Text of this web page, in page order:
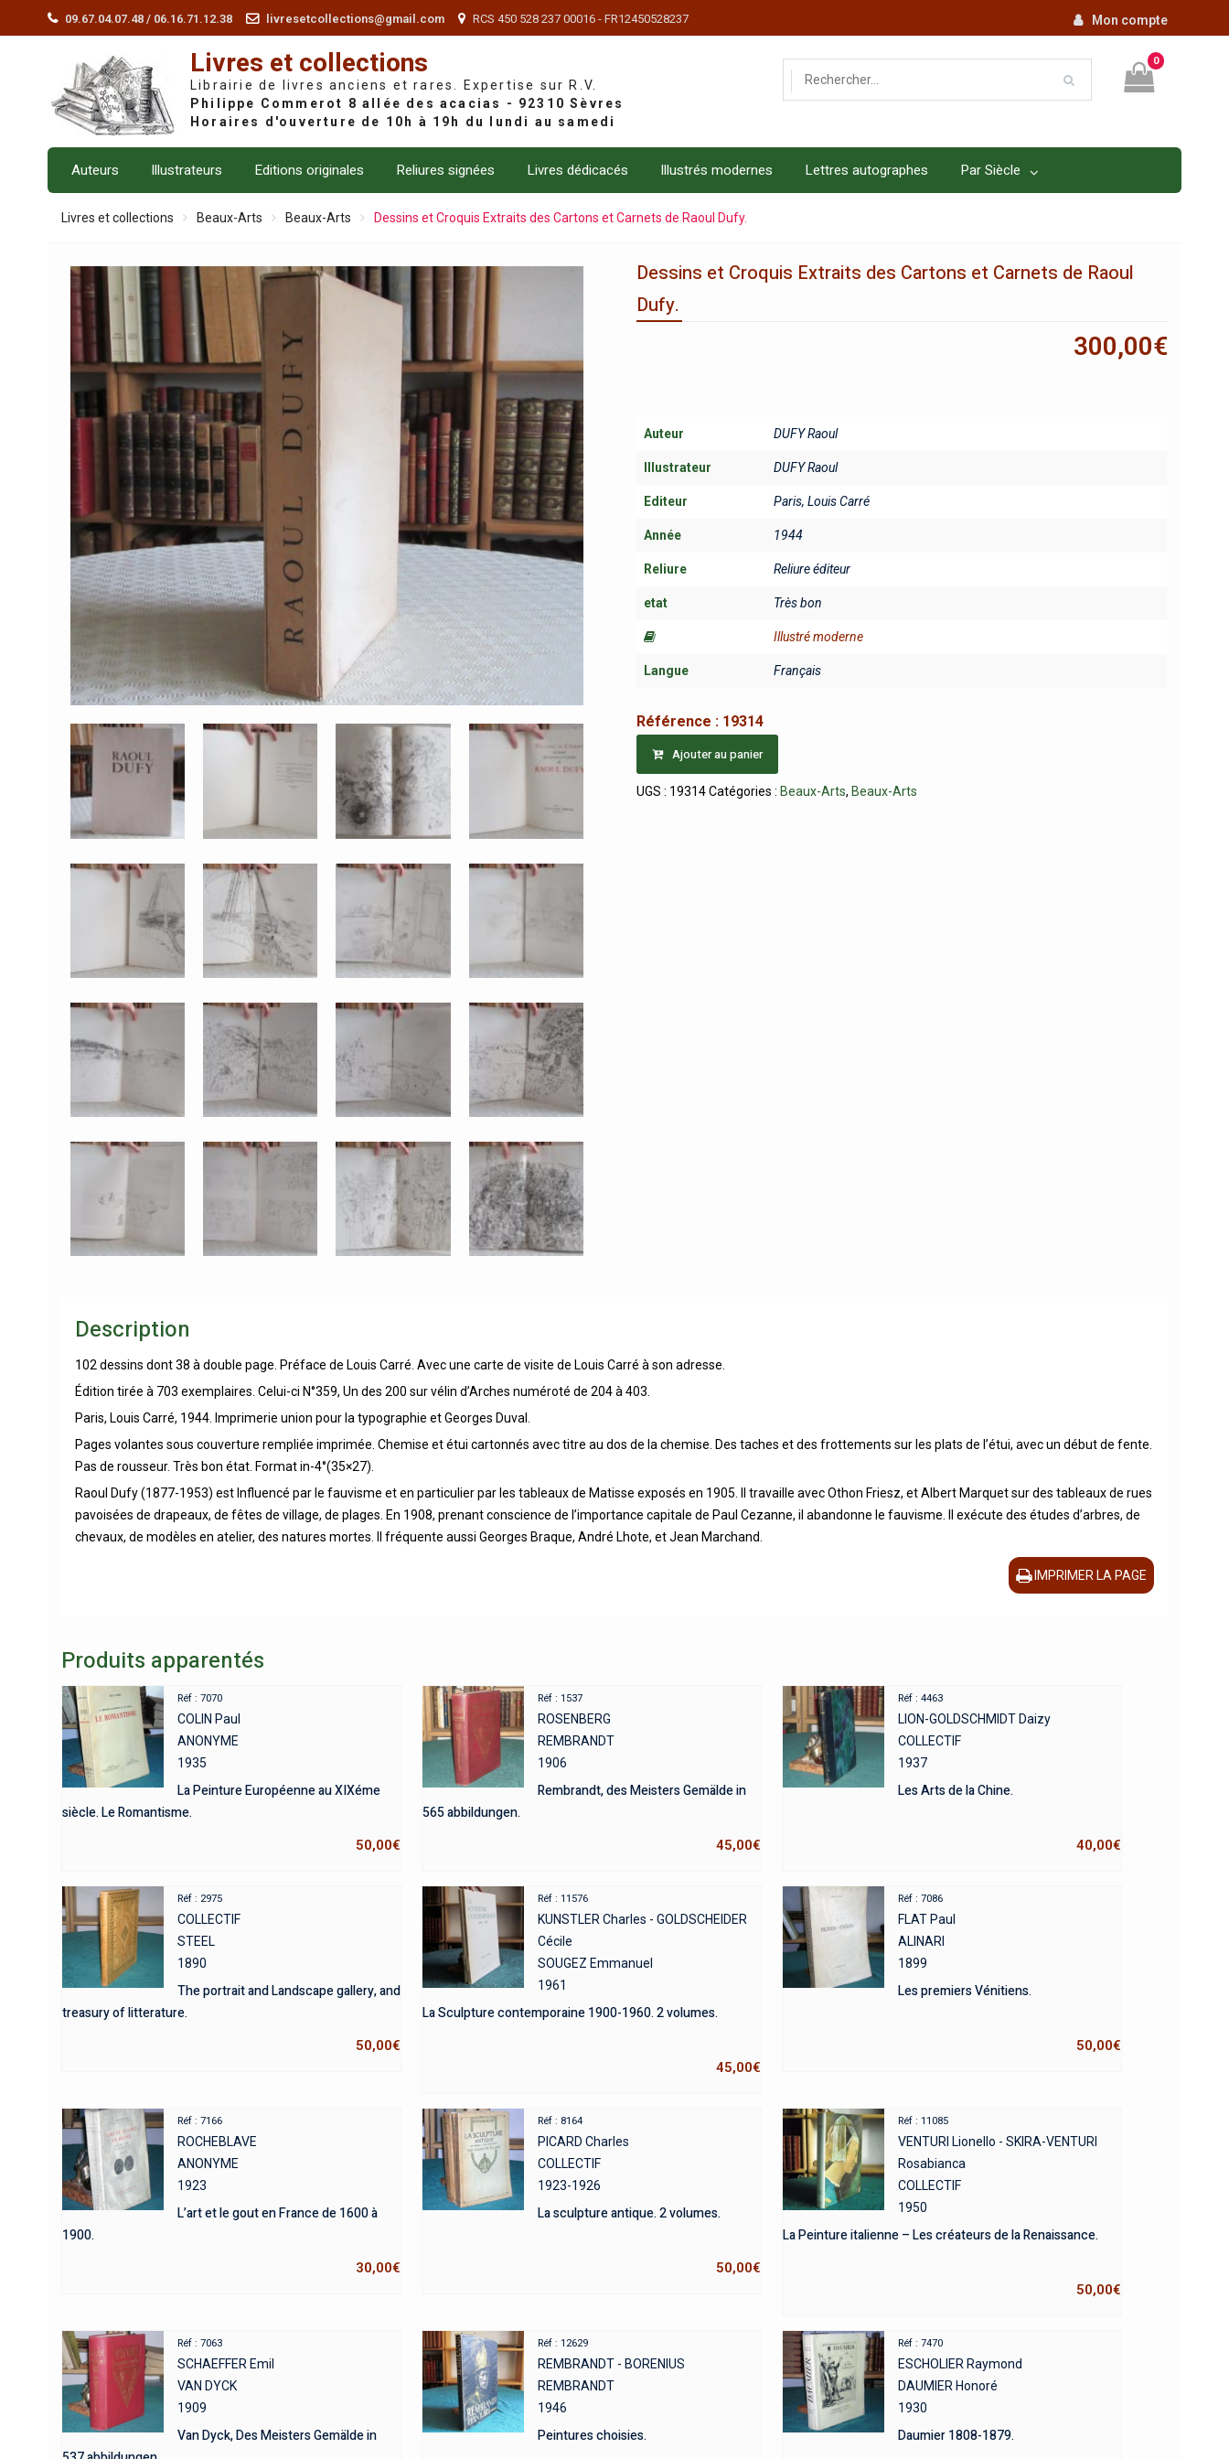
09.67.04.07.48 / 06.16.71.12.38 livresetcollections@gmail.com RCS 450 528 237 00016 - FR12450528237 Mon compte
Livres et collections
Librairie de livres anciens et rares. Expertise sur R.V.
0
Auteurs Illustrateurs Editions originales Reliures signées Livres dédicacés Illustrés modernes Lettres autographes Par Siècle
Livres et collections Beaux-Arts Beaux-Arts Dessins et Croquis Extraits des Cartons et Carnets de Raoul Dufy.
Dessins et Croquis Extraits des Cartons et Carnets de Raoul
Dufy.
300,00€
Auteur DUFY Raoul
Illustrateur DUFY Raoul
Editeur Paris, Louis Carré
Année 1944
Reliure Reliure éditeur
etat Très bon
Illustré moderne
Langue Français
Référence : 19314
Ajouter au panier
UGS : 19314 Catégories : Beaux-Arts, Beaux-Arts
Description
102 dessins dont 38 à double page. Préface de Louis Carré. Avec une carte de visite de Louis Carré à son adresse.
Édition tirée à 703 exemplaires. Celui-ci N°359, Un des 200 sur vélin d’Arches numéroté de 204 à 403.
Paris, Louis Carré, 1944. Imprimerie union pour la typographie et Georges Duval.
Pages volantes sous couverture rempliée imprimée. Chemise et étui cartonnés avec titre au dos de la chemise. Des taches et des frottements sur les plats de l’étui, avec un début de fente.
Pas de rousseur. Très bon état. Format in-4°(35×27).
Raoul Dufy (1877-1953) est Influencé par le fauvisme et en particulier par les tableaux de Matisse exposés en 1905. Il travaille avec Othon Friesz, et Albert Marquet sur des tableaux de rues
pavoisées de drapeaux, de fêtes de village, de plages. En 1908, prenant conscience de l’importance capitale de Paul Cezanne, il abandonne le fauvisme. Il exécute des études d’arbres, de
chevaux, de modèles en atelier, des natures mortes. Il fréquente aussi Georges Braque, André Lhote, et Jean Marchand.
IMPRIMER LA PAGE
Produits apparentés
Réf : 7070
COLIN Paul
ANONYME
1935
La Peinture Européenne au XIXéme
siècle. Le Romantisme.
50,00€
Réf : 1537
ROSENBERG
REMBRANDT
1906
Rembrandt, des Meisters Gemälde in
565 abbildungen.
45,00€
Réf : 4463
LION-GOLDSCHMIDT Daizy
COLLECTIF
1937
Les Arts de la Chine.
40,00€
Réf : 2975
COLLECTIF
STEEL
1890
The portrait and Landscape gallery, and
treasury of litterature.
50,00€
Réf : 11576
KUNSTLER Charles - GOLDSCHEIDER
Cécile
SOUGEZ Emmanuel
1961
La Sculpture contemporaine 1900-1960. 2 volumes.
45,00€
Réf : 7086
FLAT Paul
ALINARI
1899
Les premiers Vénitiens.
50,00€
Réf : 7166
ROCHEBLAVE
ANONYME
1923
L’art et le gout en France de 1600 à
1900.
30,00€
Réf : 8164
PICARD Charles
COLLECTIF
1923-1926
La sculpture antique. 2 volumes.
50,00€
Réf : 11085
VENTURI Lionello - SKIRA-VENTURI
Rosabianca
COLLECTIF
1950
La Peinture italienne – Les créateurs de la Renaissance.
50,00€
Réf : 7063
SCHAEFFER Emil
VAN DYCK
1909
Van Dyck, Des Meisters Gemälde in
Réf : 12629
REMBRANDT - BORENIUS
REMBRANDT
1946
Peintures choisies.
Réf : 7470
ESCHOLIER Raymond
DAUMIER Honoré
1930
Daumier 1808-1879.